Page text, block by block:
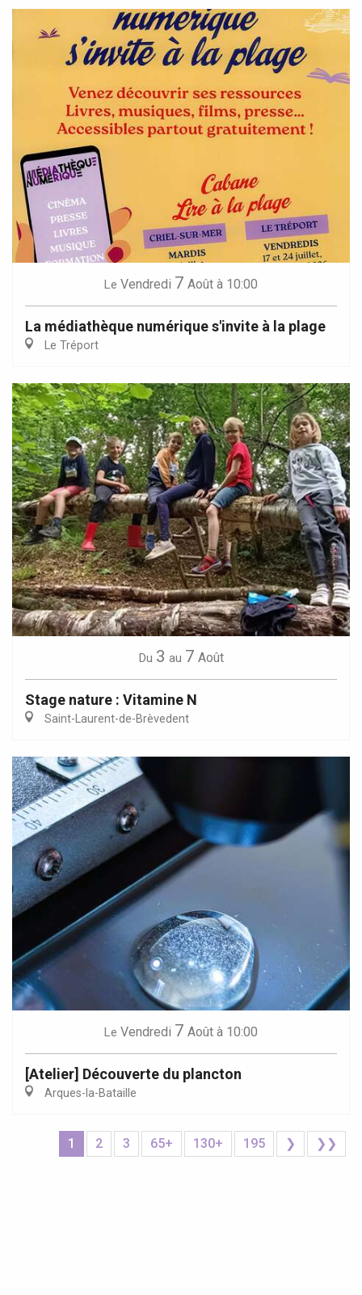
Le Vendredi 7 Août à 10:00
La médiathèque numérique s'invite à la plage
Le Tréport
Du 3 au 7 Août
Stage nature : Vitamine N
Saint-Laurent-de-Brèvedent
Le Vendredi 7 Août à 10:00
[Atelier] Découverte du plancton
Arques-la-Bataille
1 2 3 65+ 130+ 195 ❯ ❯❯